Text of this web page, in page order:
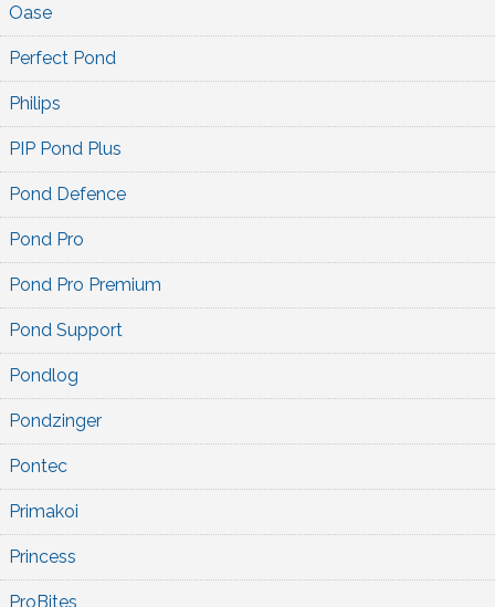
Oase
Perfect Pond
Philips
PIP Pond Plus
Pond Defence
Pond Pro
Pond Pro Premium
Pond Support
Pondlog
Pondzinger
Pontec
Primakoi
Princess
ProBites